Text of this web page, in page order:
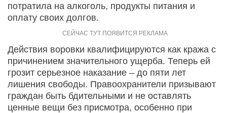
потратила на алкоголь, продукты питания и
оплату своих долгов.
Действия воровки квалифицируются как кража с
причинением значительного ущерба. Теперь ей
грозит серьезное наказание – до пяти лет
лишения свободы. Правоохранители призывают
граждан быть бдительными и не оставлять
ценные вещи без присмотра, особенно при